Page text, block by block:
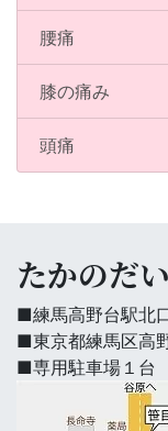
腰痛
膝の痛み
頭痛
たかのだ
■練馬高野台駅北
■東京都練馬区高
■専用駐車場１台